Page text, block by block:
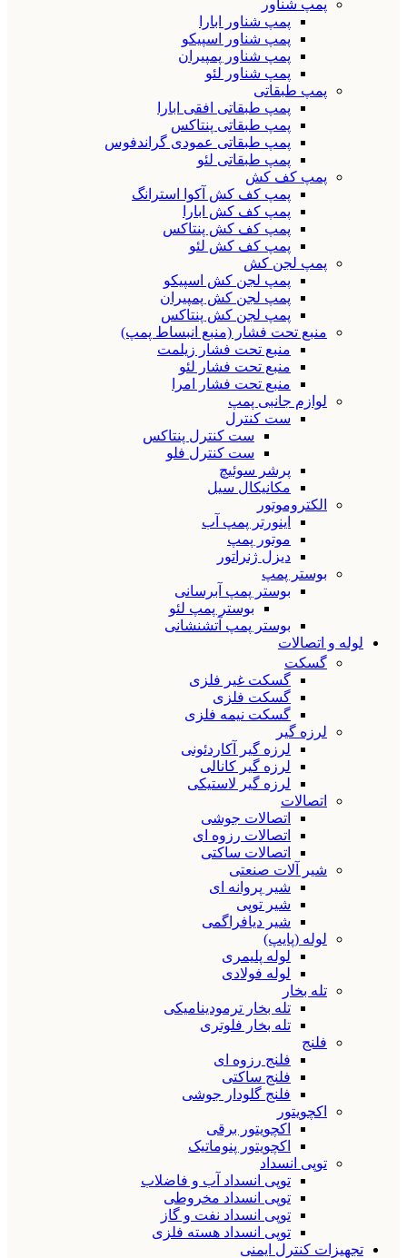
پمپ شناور
پمپ شناور ابارا
پمپ شناور اسپیکو
پمپ شناور پمپیران
پمپ شناور لئو
پمپ طبقاتی
پمپ طبقاتی افقی ابارا
پمپ طبقاتی پنتاکس
پمپ طبقاتی عمودی گراندفوس
پمپ طبقاتی لئو
پمپ کف کش
پمپ کف کش آکوا استرانگ
پمپ کف کش ابارا
پمپ کف کش پنتاکس
پمپ کف کش لئو
پمپ لجن کش
پمپ لجن کش اسپیکو
پمپ لجن کش پمپیران
پمپ لجن کش پنتاکس
منبع تحت فشار (منبع انبساط پمپ)
منبع تحت فشار زیلمت
منبع تحت فشار لئو
منبع تحت فشار امرا
لوازم جانبی پمپ
ست کنترل
ست کنترل پنتاکس
ست کنترل فلو
پرشر سوئیچ
مکانیکال سیل
الکتروموتور
اینورتر پمپ آب
موتور پمپ
دیزل ژنراتور
بوستر پمپ
بوستر پمپ آبرسانی
بوستر پمپ لئو
بوستر پمپ آتشنشانی
لوله و اتصالات
گسکت
گسکت غیر فلزی
گسکت فلزی
گسکت نیمه فلزی
لرزه گیر
لرزه گیر آکاردئونی
لرزه گیر کانالی
لرزه گیر لاستیکی
اتصالات
اتصالات جوشی
اتصالات رزوه ای
اتصالات ساکتی
شیر آلات صنعتی
شیر پروانه ای
شیر توپی
شیر دیافراگمی
لوله (پایپ)
لوله پلیمری
لوله فولادی
تله بخار
تله بخار ترمودینامیکی
تله بخار فلوتری
فلنج
فلنج رزوه ای
فلنج ساکتی
فلنج گلودار جوشی
اکچویتور
اکچویتور برقی
اکچویتور پنوماتیک
توپی انسداد
توپی انسداد آب و فاضلاب
توپی انسداد مخروطی
توپی انسداد نفت و گاز
توپی انسداد هسته فلزی
تجهیزات کنترل ایمنی